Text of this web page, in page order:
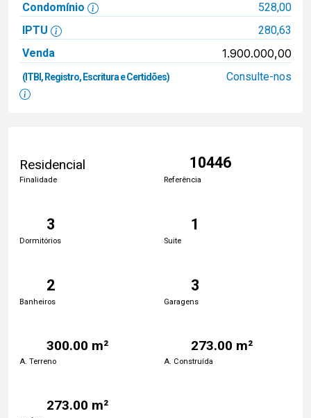
Condomínio
528,00
IPTU
280,63
Venda
1.900.000,00
(ITBI, Registro, Escritura e Certidões) Consulte-nos
Residencial
Finalidade
10446
Referência
3
Dormitórios
1
Suite
2
Banheiros
3
Garagens
300.00 m²
A. Terreno
273.00 m²
A. Construída
273.00 m²